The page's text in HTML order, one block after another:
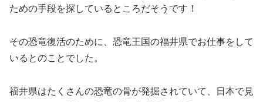
ための手段を探しているところだそうです！
その恐竜復活のために、恐竜王国の福井県でお仕事をして
いるとのことでした。
福井県はたくさんの恐竜の骨が発掘されていて、日本で見